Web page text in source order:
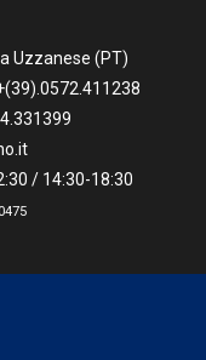
Uzzanese (PT)
/ 14:30-18:30